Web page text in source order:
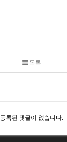
목록
등록된 댓글이 없습니다.